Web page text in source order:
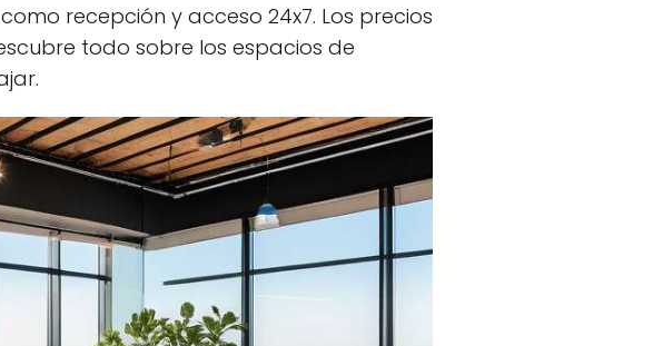
recepción y acceso 24x7. Los precios
todo sobre los espacios de